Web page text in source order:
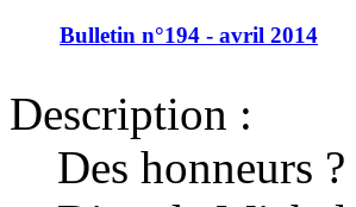
Bulletin n°194 - avril 2014
Description :
Des honneurs